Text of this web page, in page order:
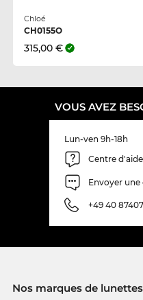
Chloé
CH0155O
315,00 €
VOUS AVEZ
Lun-ven 9h-18h
Centre d'aide
Envoyer
+49 40
Nos marques de